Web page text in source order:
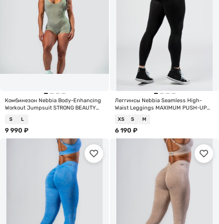
Комбинезон Nebbia Body-Enhancing
Workout Jumpsuit STRONG BEAUTY
S L
9 990 ₽
Леггинсы Nebbia Seamless High-
Waist Leggings MAXIMUM PUSH-UP
XS S M
6 190 ₽